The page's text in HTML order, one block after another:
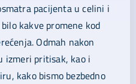
pacijenta u celini i
kakve promene kod
Odmah nakon
izmeri pritisak, kao i
kako bismo bezbedno